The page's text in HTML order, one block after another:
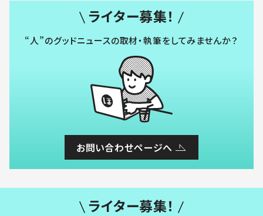
ライター募集！
“人”のグッドニュースの取材・執筆をしてみませんか？
お問い合わせページへ
ライター募集！